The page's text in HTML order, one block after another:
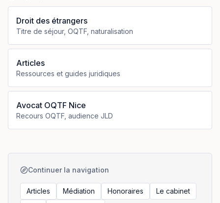
Droit des étrangers
Titre de séjour, OQTF, naturalisation
Articles
Ressources et guides juridiques
Avocat OQTF Nice
Recours OQTF, audience JLD
Continuer la navigation
Articles Médiation Honoraires
Le cabinet